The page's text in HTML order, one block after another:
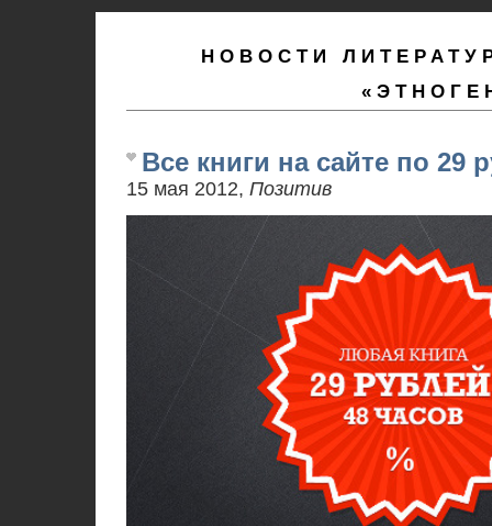
НОВОСТИ
Все книги на сайте по 29
15 мая 2012, Позитив